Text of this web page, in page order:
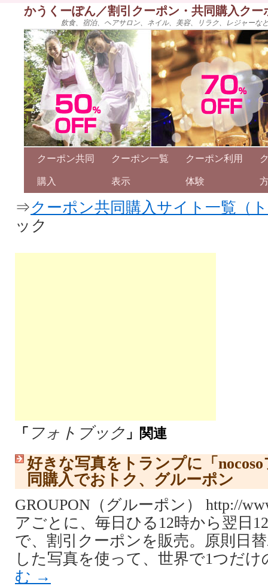
かうくーぽん／割引クーポン・共同購入ク
飲食、宿泊、ヘアサロン、ネイル、美容、リラク、レジャー
クーポン共同
購入
クーポン一覧
表示
クーポン利用
体験
⇒クーポン共同購入サイト一覧（
ック
「 フォトブック 」関連
好きな写真をトランプに「
同購入でおトク、グルーポン
GROUPON（グルーポン） http://
アごとに、毎日ひる12時から翌日
で、割引クーポンを販売。原則日
した写真を使って、世界で1つだ
む →